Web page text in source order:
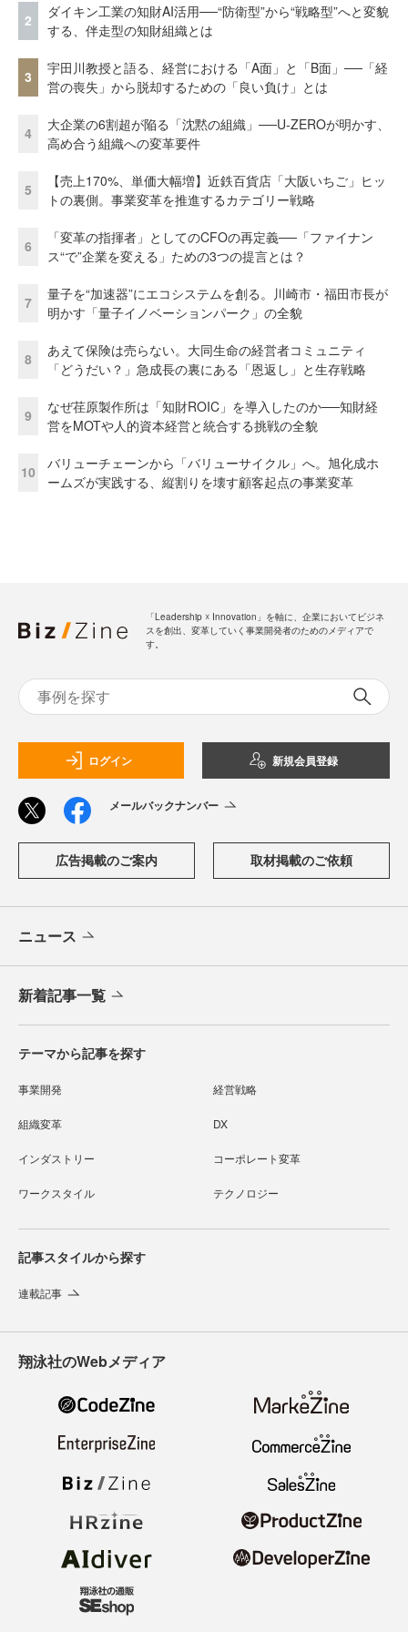
2
ダイキン工業の知財AI活用──“防衛型”から“戦略型”へと変貌
する、伴走型の知財組織とは
3
宇田川教授と語る、経営における「A面」と「B面」──「経
営の喪失」から脱却するための「良い負け」とは
4
大企業の6割超が陥る「沈黙の組織」──U-ZEROが明かす、
高め合う組織への変革要件
5
【売上170%、単価大幅増】近鉄百貨店「大阪いちご」ヒッ
トの裏側。事業変革を推進するカテゴリー戦略
6
「変革の指揮者」としてのCFOの再定義──「ファイナン
ス“で”企業を変える」ための3つの提言とは？
7
量子を“加速器”にエコシステムを創る。川崎市・福田市長が
明かす「量子イノベーションパーク」の全貌
8
あえて保険は売らない。大同生命の経営者コミュニティ
「どうだい？」急成長の裏にある「恩返し」と生存戦略
9
なぜ荏原製作所は「知財ROIC」を導入したのか──知財経
営をMOTや人的資本経営と統合する挑戦の全貌
10
バリューチェーンから「バリューサイクル」へ。旭化成ホ
ームズが実践する、縦割りを壊す顧客起点の事業変革
「Leadership ☓ Innovation」を軸に、企業においてビジネ
スを創出、変革していく事業開発者のためのメディアで
す。
ログイン 新規会員登録
メールバックナンバー
広告掲載のご案内 取材掲載のご依頼
ニュース
新着記事一覧
テーマから記事を探す
事業開発 経営戦略
組織変革 DX
インダストリー コーポレート変革
ワークスタイル テクノロジー
記事スタイルから探す
連載記事
翔泳社のWebメディア